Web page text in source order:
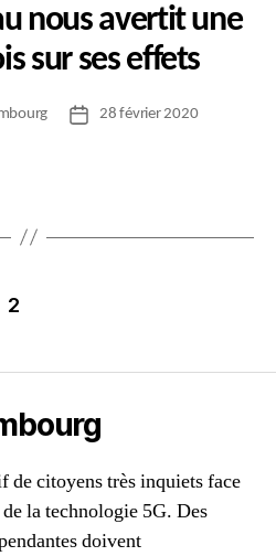
nous avertit une
sur ses effets
Date28 février 2020
2
de citoyens très inquiets face
la technologie 5G. Des
doivent